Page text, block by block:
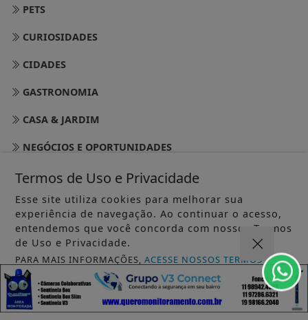
PETS
CURIOSIDADES
CIDADES
GASTRONOMIA
CASA & JARDIM
NEGÓCIOS E OPORTUNIDADES
DIREITOS
ECONOMIA
EDUCAÇÃO
COMPORTAMENTO
LAZER
GOOD NEWS
Termos de Uso e Privacidade
Esse site utiliza cookies para melhorar sua
experiência de navegação. Ao continuar o acesso,
entendemos que você concorda com nossos Termos
de Uso e Privacidade.
PARA MAIS INFORMAÇÕES,ACESSE NOSSOS TERMOS
CLICANDO AQUI
PROSSEGUIR